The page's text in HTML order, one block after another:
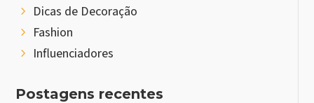
5 Dicas de Decoração
5 Fashion
5 Influenciadores
Postagens recentes